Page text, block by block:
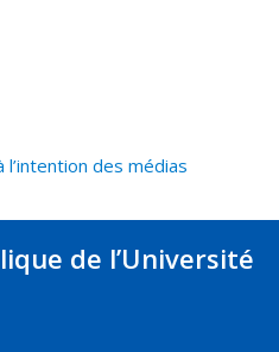
des médias
de l’Université